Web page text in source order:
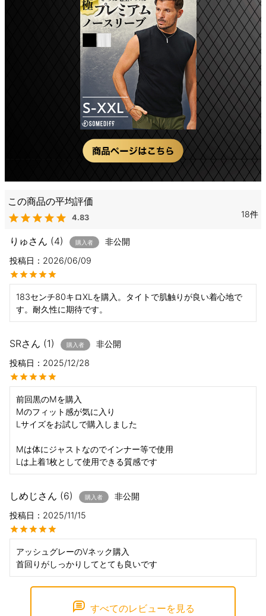
4.83 18
りゅ 4 購入者
非公開
投稿日
2026/06/09
183センチ80キロXLを購入。タイトで肌触りが良い着心地で
す。耐久性に期待です。
SR 1 購入者
非公開
投稿日
2025/12/28
前回黒のMを購入
Mのフィット感が気に入り
Lサイズをお試しで購入しました
Mは体にジャストなのでインナー等で使用
Lは上着1枚として使用できる質感です
しめじ 6 購入者
非公開
投稿日
2025/11/15
アッシュグレーのVネック購入
首回りがしっかりしてとても良いです
すべてのレビューを見る